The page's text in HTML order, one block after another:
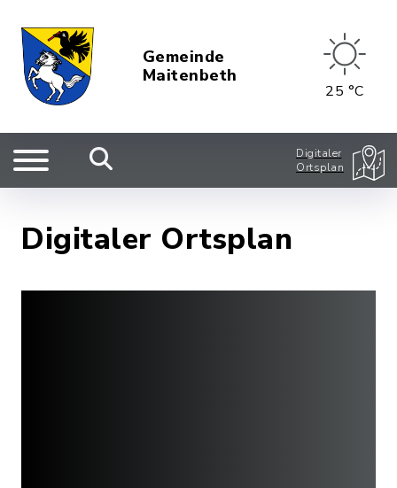
Gemeinde
Maitenbeth
25 °C
Digitaler
Ortsplan
Digitaler Ortsplan